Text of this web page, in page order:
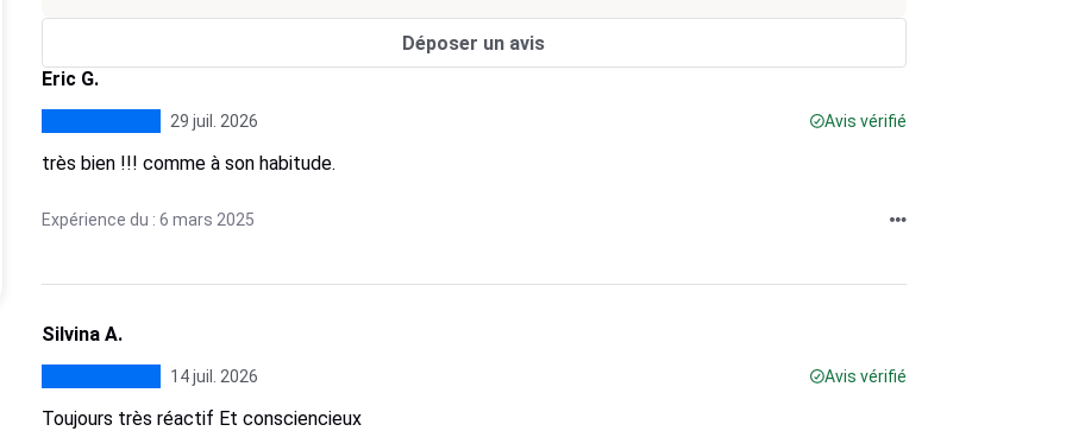
Déposer un avis
Eric G.
29 juil. 2026 Avis vérifié
très bien !!! comme à son habitude.
Expérience du : 6 mars 2025
Silvina A.
14 juil. 2026 Avis vérifié
Toujours très réactif Et consciencieux